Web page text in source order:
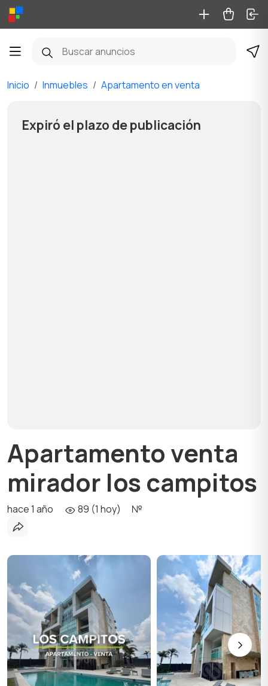
Inicio Inmuebles Apartamento en venta
Expiró el plazo de publicación
Apartamento venta
mirador los campitos
hace 1 año 89 (1 hoy) №